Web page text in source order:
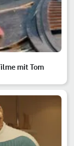
mit Tom